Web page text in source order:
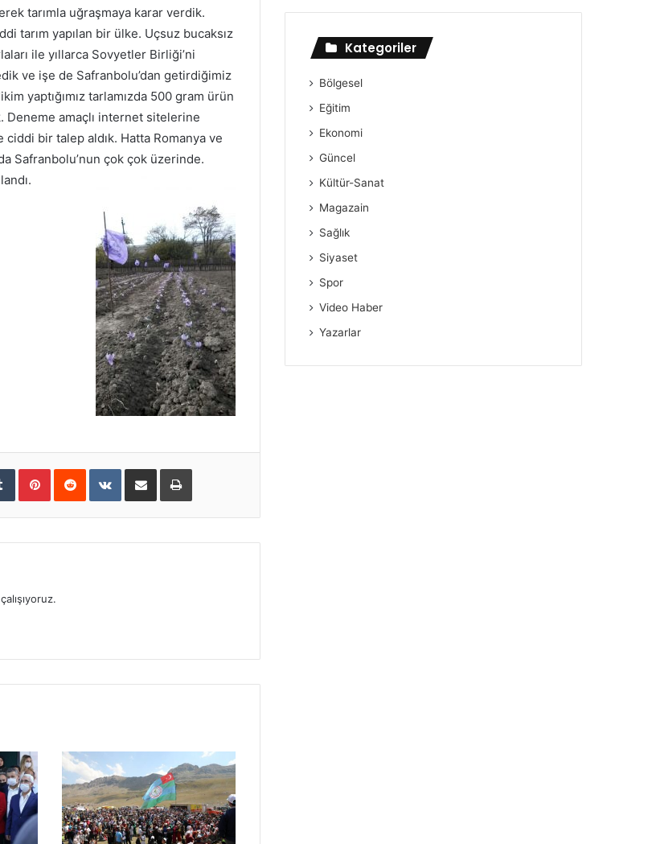
tarımla uğraşmaya karar verdik.
tarım yapılan bir ülke. Uçsuz bucaksız
ile yıllarca Sovyetler Birliği’ni
ve işe de Safranbolu’dan getirdiğimiz
yaptığımız tarlamızda 500 gram ürün
Deneme amaçlı internet sitelerine
bir talep aldık. Hatta Romanya ve
Safranbolu’nun çok çok üzerinde.
TumblrPinterestReddit VKontakteE-Posta ile paylaş Yazdır
Kategoriler
Bölgesel
Eğitim
Ekonomi
Güncel
Kültür-Sanat
Magazain
Sağlık
Siyaset
Spor
Video Haber
Yazarlar